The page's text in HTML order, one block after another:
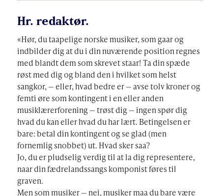
Hr. redaktør.
«Hør, du taapelige norske musiker, som gaar og
indbilder dig at du i din nuværende position regnes
med blandt dem som skrevet staar! Ta din spæde
røst med dig og bland den i hvilket som helst
sangkor, — eller, hvad bedre er — avse tolv kroner og
femti øre som kontingent i en eller anden
musiklærerforening — trøst dig — ingen spør dig
hvad du kan eller hvad du har lært. Betingelsen er
bare: betal din kontingent og se glad (men
fornemlig snobbet) ut. Hvad sker saa?
Jo, du er pludselig verdig til at la dig representere,
naar din fædrelandssangs komponist føres til
graven.
Men som musiker — nei, musiker maa du bare være